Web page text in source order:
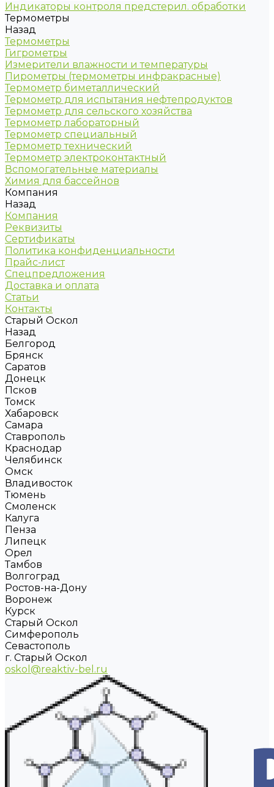
Индикаторы контроля предстерил. обработки
Термометры
Назад
Термометры
Гигрометры
Измерители влажности и температуры
Пирометры (термометры инфракрасные)
Термометр биметаллический
Термометр для испытания нефтепродуктов
Термометр для сельского хозяйства
Термометр лабораторный
Термометр специальный
Термометр технический
Термометр электроконтактный
Вспомогательные материалы
Химия для бассейнов
Компания
Назад
Компания
Реквизиты
Сертификаты
Политика конфиденциальности
Прайс-лист
Спецпредложения
Доставка и оплата
Статьи
Контакты
Старый Оскол
Назад
Белгород
Брянск
Саратов
Донецк
Псков
Томск
Хабаровск
Самара
Ставрополь
Краснодар
Челябинск
Омск
Владивосток
Тюмень
Смоленск
Калуга
Пенза
Липецк
Орел
Тамбов
Волгоград
Ростов-на-Дону
Воронеж
Курск
Старый Оскол
Симферополь
Севастополь
г. Старый Оскол
oskol@reaktiv-bel.ru